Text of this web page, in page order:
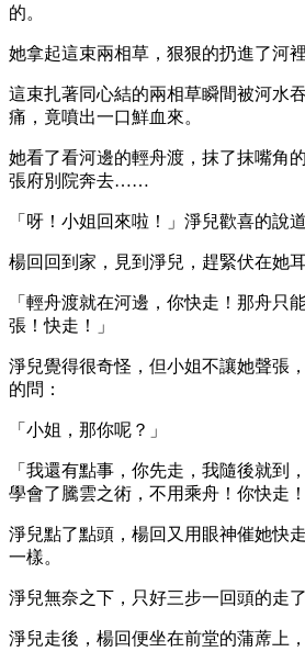
的。
她拿起這束兩相草，狠狠的扔進了河裡
這束扎著同心結的兩相草瞬間被河水
痛，竟噴出一口鮮血來。
她看了看河邊的輕舟渡，抹了抹嘴角
張府別院奔去……
「呀！小姐回來啦！」淨兒歡喜的說道
楊回回到家，見到淨兒，趕緊伏在她
「輕舟渡就在河邊，你快走！那舟只
張！快走！」
淨兒覺得很奇怪，但小姐不讓她聲張
的問：
「小姐，那你呢？」
「我還有點事，你先走，我隨後就到
學會了騰雲之術，不用乘舟！你快走！
淨兒點了點頭，楊回又用眼神催她快
一樣。
淨兒無奈之下，只好三步一回頭的
淨兒走後，楊回便坐在前堂的蒲蓆上